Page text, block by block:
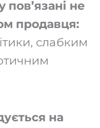
пов’язані не
продавця:
слабким
на